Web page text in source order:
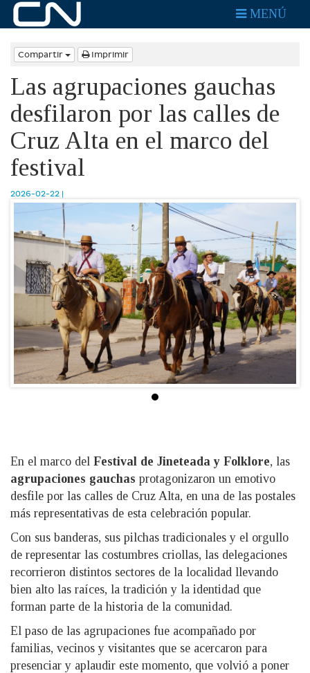
MENÚ
Compartir Imprimir
Las agrupaciones gauchas
desfilaron por las calles de
Cruz Alta en el marco del
festival
2026-02-22 |
En el marco del Festival de Jineteada y Folklore, las
agrupaciones gauchas protagonizaron un emotivo
desfile por las calles de Cruz Alta, en una de las postales
más representativas de esta celebración popular.
Con sus banderas, sus pilchas tradicionales y el orgullo
de representar las costumbres criollas, las delegaciones
recorrieron distintos sectores de la localidad llevando
bien alto las raíces, la tradición y la identidad que
forman parte de la historia de la comunidad.
El paso de las agrupaciones fue acompañado por
familias, vecinos y visitantes que se acercaron para
presenciar y aplaudir este momento, que volvió a poner